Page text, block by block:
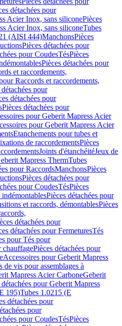
détachées pour
Acier Inox, sans siliconePièces
Acier Inox, sans siliconeTubes
(AISI 444)ManchonsPièces
Pièces détachées pour
pour CoudesTésPièces
Pièces détachées pour
et raccordements,
Raccords et raccordements,
pour
détachées pour
Pièces détachées pour
pour Geberit Mapress Acier
pour Geberit Mapress Acier
Etanchements pour tubes et
de raccordementsPièces
Joints d'étanchéitéJeux de
Mapress ThermTubes
pour RaccordsManchonsPièces
Pièces détachées pour
pour CoudesTésPièces
Pièces détachées pour
et raccords, démontablesPièces
détachées pour
détachées pour FermeturesTés
pour Tés pour
chauffagePièces détachées pour
Accessoires pour Geberit Mapress
de vis pour assemblages à
Mapress Acier CarboneGeberit
détachées pour Geberit Mapress
195)Tubes 1.0215 (E
détachées pour
pour
pour CoudesTésPièces